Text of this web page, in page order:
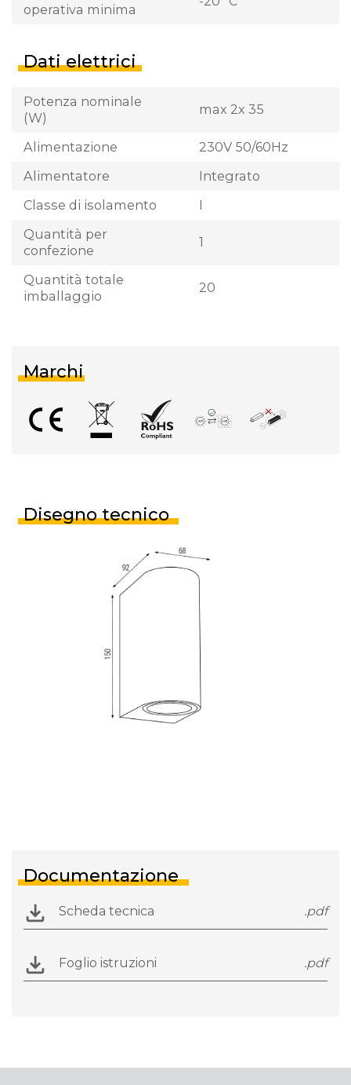
operativa minima
Dati elettrici
Potenza nominale
(W)
max 2x 35
Alimentazione
230V 50/60Hz
Alimentatore
Integrato
Classe di isolamento
I
Quantità per
confezione
1
Quantità totale
imballaggio
20
Marchi
Disegno tecnico
Documentazione
Scheda tecnica .pdf
Foglio istruzioni .pdf